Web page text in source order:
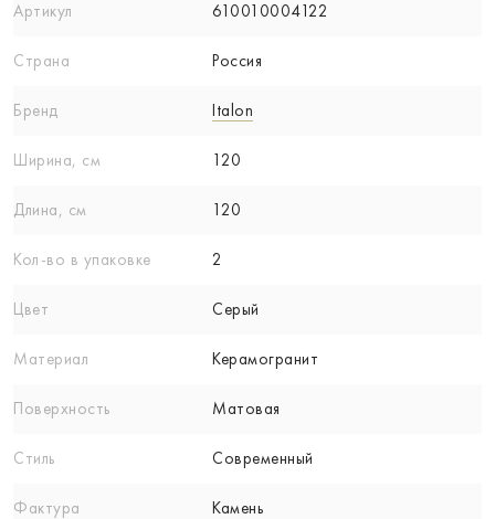
Артикул 610010004122
Страна Россия
Бренд Italon
Ширина, см 120
Длина, см 120
Кол-вo в упаковке 2
Цвет Серый
Материал Керамогранит
Поверхность Матовая
Стиль Современный
Фактура Камень